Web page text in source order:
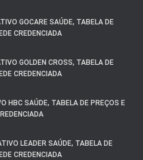
GOCARE SAÚDE, TABELA DE
CREDENCIADA
GOLDEN CROSS, TABELA DE
CREDENCIADA
HBC SAÚDE, TABELA DE PREÇOS E
LEADER SAÚDE, TABELA DE
CREDENCIADA